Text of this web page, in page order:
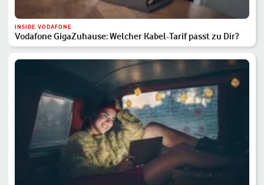
INSIDE VODAFONE
Vodafone GigaZuhause: Welcher Kabel-Tarif passt zu Dir?